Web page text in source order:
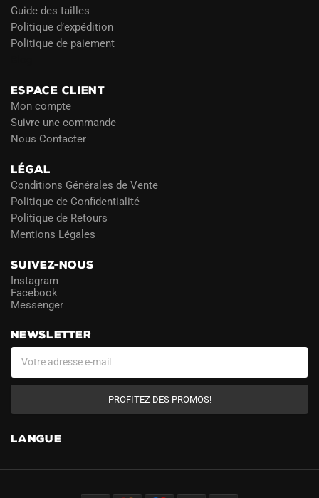
Guide des tailles
Politique d’expédition
Politique de paiement
ESPACE CLIENT
Mon compte
Suivre une commande
Nous Contacter
LÉGAL
Conditions Générales de Vente
Politique de Confidentialité
Politique de Retours
Mentions Légales
SUIVEZ-NOUS
Instagram
Facebook
Messenger
NEWSLETTER
PROFITEZ DES PROMOS!
LANGUE